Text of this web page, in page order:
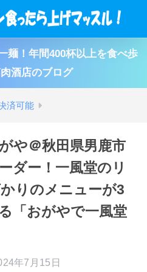
麺！年間400杯以上を食べ歩
酒店のブログ
済可能
や＠秋田県男鹿市
ダー！一風堂のリ
りのメニューが3
「おがやで一風堂
年7月15日